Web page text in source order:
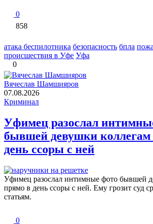
0
858
атака беспилотника безопасность бпла
происшествия в Уфе Уфа
0
Вячеслав Шамшияров
07.08.2026
Криминал
Уфимец разослал
бывшей девушки
день ссоры с ней
Уфимец разослал интимные фото бывшей
прямо в день ссоры с ней. Ему грозит суд
статьям.
0